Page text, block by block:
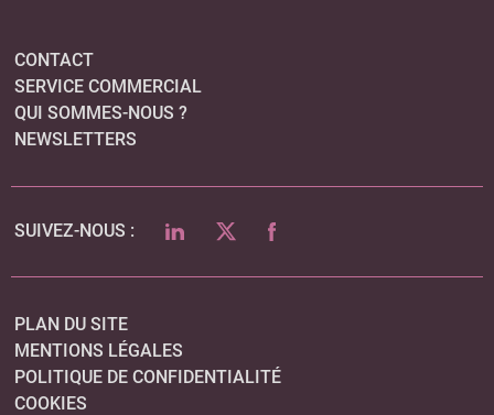
CONTACT
SERVICE COMMERCIAL
QUI SOMMES-NOUS ?
NEWSLETTERS
SUIVEZ-NOUS : LINKEDINTWITTERFACEBOOK
PLAN DU SITE
MENTIONS LÉGALES
POLITIQUE DE CONFIDENTIALITÉ
COOKIES